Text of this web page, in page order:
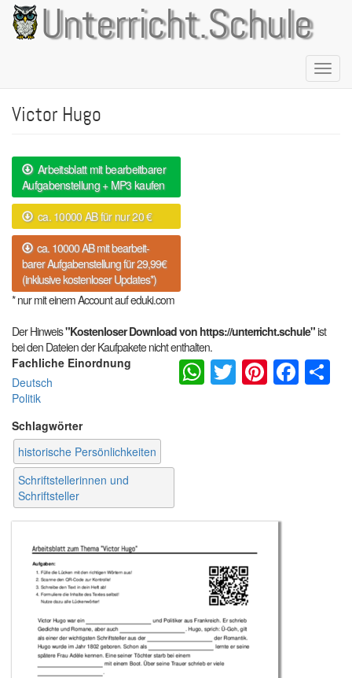
Direkt
zum
Inhalt
Unterricht.Schule
Victor Hugo
Arbeitsblatt mit bearbeitbarer
Aufgabenstellung + MP3 kaufen
ca. 10000 AB für nur 20 €
ca. 10000 AB mit bearbeit-
barer Aufgabenstellung für 29,99€
(inklusive kostenloser Updates*)
* nur mit einem Account auf eduki.com
Der Hinweis"Kostenloser Download von https://unterricht.schule"ist
bei den Dateien der Kaufpakete nicht enthalten.
Fachliche Einordnung
Deutsch
Politik
Schlagwörter
historische Persönlichkeiten
Schriftstellerinnen und
Schriftsteller
WhatsApp
Twitter